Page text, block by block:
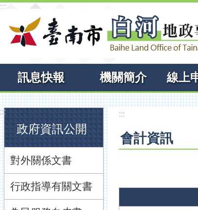
跳到主要內容區塊
:::
訊息快報 機關簡介
:::
政府資訊公開
對外關係文書
行政指導有關文書
:::
會計資訊